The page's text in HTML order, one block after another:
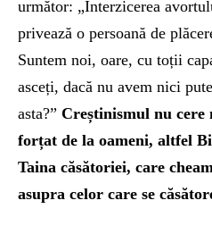
următor: „Interzicerea
privează o persoană de
Suntem noi, oare, cu toții
asceți, dacă nu avem nici
asta?” Creștinismul nu cere
forțat de la oameni, altfel
Taina căsătoriei, care
asupra celor care se